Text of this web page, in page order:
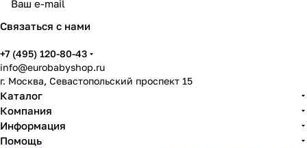
Связаться с нами
+7 (495) 120-80-43
info@eurobabyshop.ru
г. Москва, Севастопольский проспект 15
Каталог
Компания
Информация
Помощь